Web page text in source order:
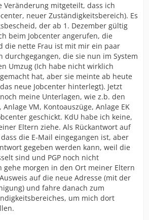
Veränderung mitgeteilt, dass ich
neuer Zuständigkeitsbereich). Es
der ab 1. Dezember gültig
beim Jobcenter angerufen, die
die nette Frau ist mit mir ein paar
durchgegangen, die sie nun im System
Umzug (Ich habe nicht wirklich
hat, aber sie meinte ab heute
neue Jobcenter hinterlegt). Jetzt
meine Unterlagen, wie z.b. den
VM, Kontoauszüge, Anlage EK
geschickt. KdU habe ich keine,
Eltern ziehe. Als Rückantwort auf
die E-Mail eingegangen ist, aber
gegeben werden kann, weil die
sind und PGP noch nicht
morgen in den Ort meiner Eltern
auf die neue Adresse (mit der
und fahre danach zum
um mich dort